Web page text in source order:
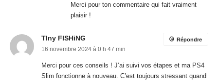
Merci pour ton commentaire qui fait vraiment
plaisir !
TIny FISHiNG
16 novembre 2024 à 0 h 47 min
Merci pour ces conseils ! J’ai suivi vos étapes et ma PS4
Slim fonctionne à nouveau. C’est toujours stressant quand
Répondre